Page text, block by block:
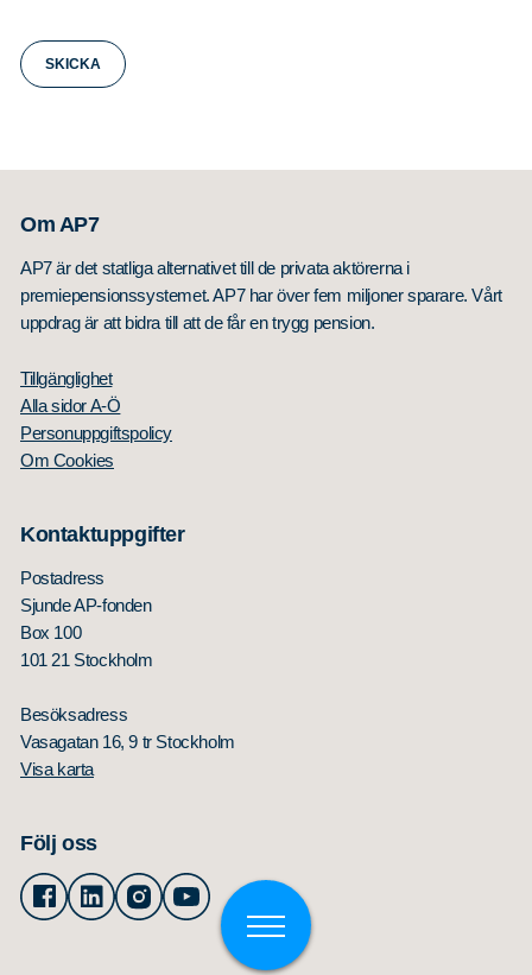
Om AP7
AP7 är det statliga alternativet till de privata aktörerna i
premiepensionssystemet. AP7 har över fem miljoner sparare. Vårt
uppdrag är att bidra till att de får en trygg pension.
Tillgänglighet
Alla sidor A-Ö
Personuppgiftspolicy
Om Cookies
Kontaktuppgifter
Postadress
Sjunde AP-fonden
Box 100
101 21 Stockholm
Besöksadress
Vasagatan 16, 9 tr Stockholm
Visa karta
Följ oss
FacebookLinkedinInstagramYoutube